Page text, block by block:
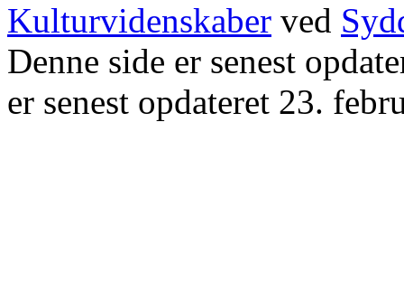
Kulturvidenskaber ved
Denne side er senest
er senest opdateret 23.